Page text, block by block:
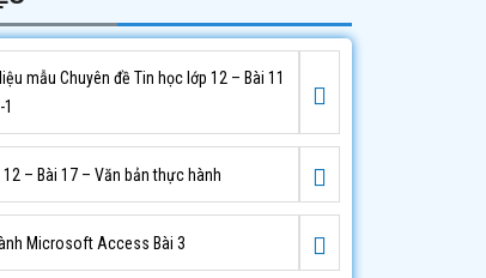
mẫu Chuyên đề Tin học lớp 12 – Bài 11
– Bài 17 – Văn bản thực hành
Microsoft Access Bài 3